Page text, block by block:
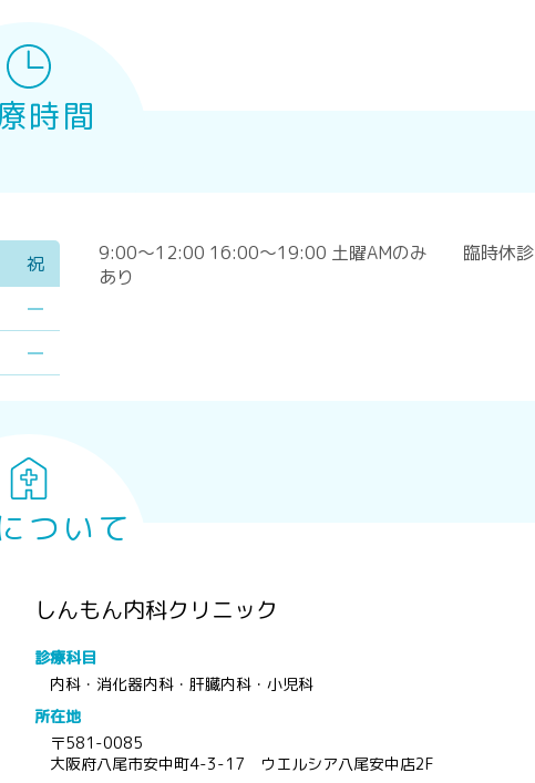
時間
祝
9:00～12:00 16:00～19:00 土曜AMのみ 臨時休診
あり
ついて
しんもん内科クリニック
診療科目
内科・消化器内科・肝臓内科・小児科
所在地
〒581-0085
大阪府八尾市安中町4-3-17 ウエルシア八尾安中店2F